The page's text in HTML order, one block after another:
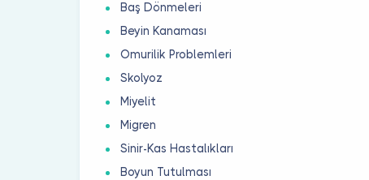
Baş Dönmeleri
Beyin Kanaması
Omurilik Problemleri
Skolyoz
Miyelit
Migren
Sinir-Kas Hastalıkları
Boyun Tutulması